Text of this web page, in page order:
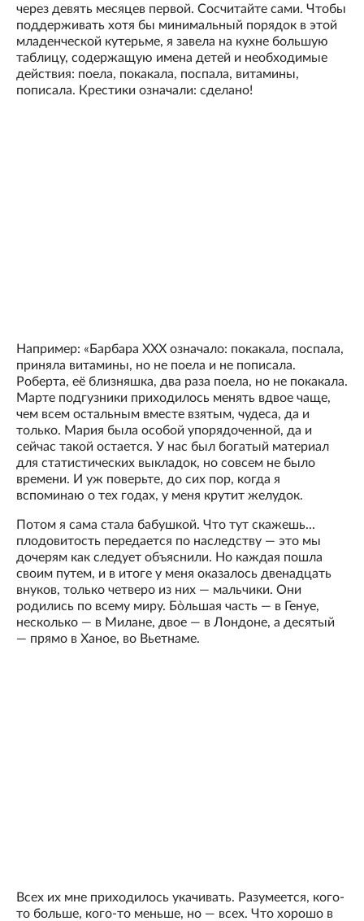
через девять месяцев первой. Сосчитайте сами. Чтобы
поддерживать хотя бы минимальный порядок в этой
младенческой кутерьме, я завела на кухне большую
таблицу, содержащую имена детей и необходимые
действия: поела, покакала, поспала, витамины,
пописала. Крестики означали: сделано!
Например: «Барбара XXX означало: покакала, поспала,
приняла витамины, но не поела и не пописала.
Роберта, её близняшка, два раза поела, но не покакала.
Марте подгузники приходилось менять вдвое чаще,
чем всем остальным вместе взятым, чудеса, да и
только. Мария была особой упорядоченной, да и
сейчас такой остается. У нас был богатый материал
для статистических выкладок, но совсем не было
времени. И уж поверьте, до сих пор, когда я
вспоминаю о тех годах, у меня крутит желудок.
Потом я сама стала бабушкой. Что тут скажешь...
плодовитость передается по наследству — это мы
дочерям как следует объяснили. Но каждая пошла
своим путем, и в итоге у меня оказалось двенадцать
внуков, только четверо из них — мальчики. Они
родились по всему миру. Бòльшая часть — в Генуе,
несколько — в Милане, двое — в Лондоне, а десятый
— прямо в Ханое, во Вьетнаме.
Всех их мне приходилось укачивать. Разумеется, кого-
то больше, кого-то меньше, но — всех. Что хорошо в